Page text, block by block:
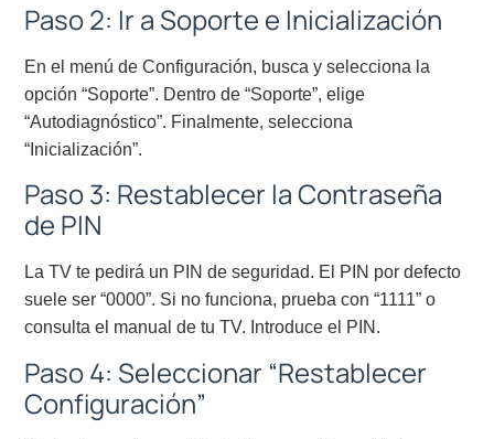
Paso 2: Ir a Soporte e Inicialización
En el menú de Configuración, busca y selecciona la
opción “Soporte”. Dentro de “Soporte”, elige
“Autodiagnóstico”. Finalmente, selecciona
“Inicialización”.
Paso 3: Restablecer la Contraseña
de PIN
La TV te pedirá un PIN de seguridad. El PIN por defecto
suele ser “0000”. Si no funciona, prueba con “1111” o
consulta el manual de tu TV. Introduce el PIN.
Paso 4: Seleccionar “Restablecer
Configuración”